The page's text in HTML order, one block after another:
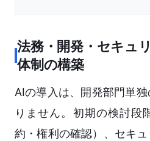
法務・開発・セキュ
体制の構築
AIの導入は、開発部門単
りません。初期の検討段
約・権利の確認）、セキ